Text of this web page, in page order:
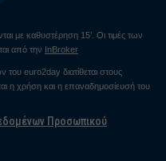
με καθυστέρηση 15’. Οι τιμές των
από την InBroker
euro2day διατίθεται στους
η χρήση και η επαναδημοσίευσή του
Προσωπικού